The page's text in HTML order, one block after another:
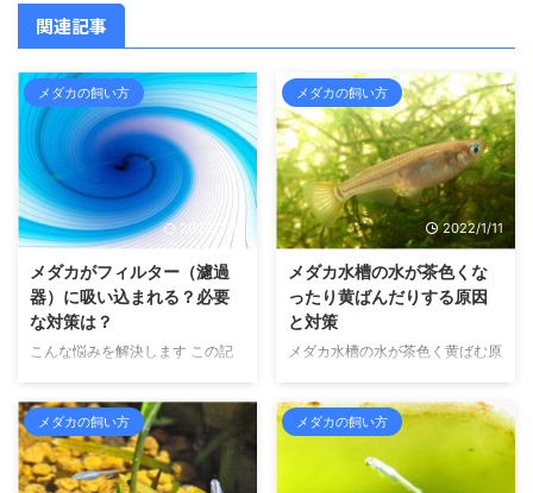
関連記事
メダカの飼い方
2023/2/14
メダカがフィルター（濾過
器）に吸い込まれる？必要
な対策は？
こんな悩みを解決します この記
よる吸い込み事故を防ぐ方法につ
いて書いています こんにちは、
せいじです。 メダカや金魚、ウ
ーパールーパーといった、水の中
メダカの飼い方
2022/1/11
メダカ水槽の水が茶色くな
ったり黄ばんだりする原因
と対策
メダカ水槽の水が茶色く黄ばむ原
育水が茶色く黄ばんでしまう原因
を知りたい。メダカを飼育してい
るんだけれど、水換えをしてしば
らくすると、飼育水が茶色く黄ば
メダカの飼い方 メダカの飼い方